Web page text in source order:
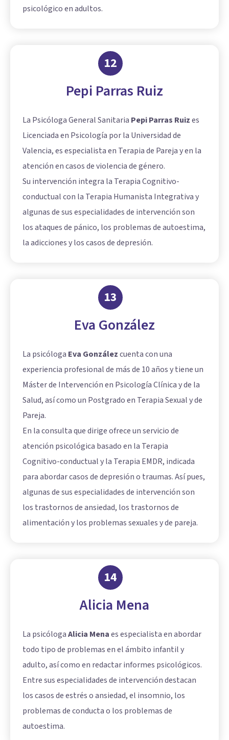
psicológico en adultos.
12
Pepi Parras Ruiz
La Psicóloga General Sanitaria Pepi Parras Ruizes
Licenciada en Psicología por la Universidad de
Valencia, es especialista en Terapia de Pareja y en la
atención en casos de violencia de género.
Su intervención integra la Terapia Cognitivo-
conductual con la Terapia Humanista Integrativa y
algunas de sus especialidades de intervención son
los ataques de pánico, los problemas de autoestima,
la adicciones y los casos de depresión.
13
Eva González
La psicóloga Eva Gonzálezcuenta con una
experiencia profesional de más de 10 años y tiene un
Máster de Intervención en Psicología Clínica y de la
Salud, así como un Postgrado en Terapia Sexual y de
Pareja.
En la consulta que dirige ofrece un servicio de
atención psicológica basado en la Terapia
Cognitivo-conductual y la Terapia EMDR, indicada
para abordar casos de depresión o traumas. Así pues,
algunas de sus especialidades de intervención son
los trastornos de ansiedad, los trastornos de
alimentación y los problemas sexuales y de pareja.
14
Alicia Mena
La psicólogaAlicia Menaes especialista en abordar
todo tipo de problemas en el ámbito infantil y
adulto, así como en redactar informes psicológicos.
Entre sus especialidades de intervención destacan
los casos de estrés o ansiedad, el insomnio, los
problemas de conducta o los problemas de
autoestima.